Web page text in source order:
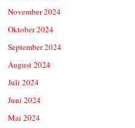
November 2024
Oktober 2024
September 2024
August 2024
Juli 2024
Juni 2024
Mai 2024